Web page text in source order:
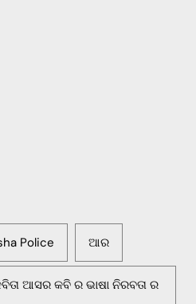
Police ଆର
ଆସର କବି ର ଭାଷା ନିରବତା ର